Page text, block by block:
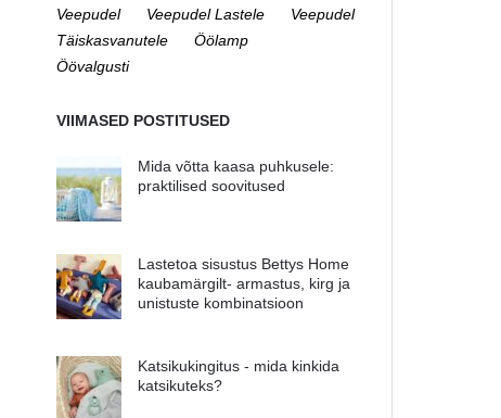
Veepudel
Veepudel Lastele
Veepudel
Täiskasvanutele
Öölamp
Öövalgusti
VIIMASED POSTITUSED
Mida võtta kaasa puhkusele:
praktilised soovitused
Lastetoa sisustus Bettys Home
kaubamärgilt- armastus, kirg ja
unistuste kombinatsioon
Katsikukingitus - mida kinkida
katsikuteks?